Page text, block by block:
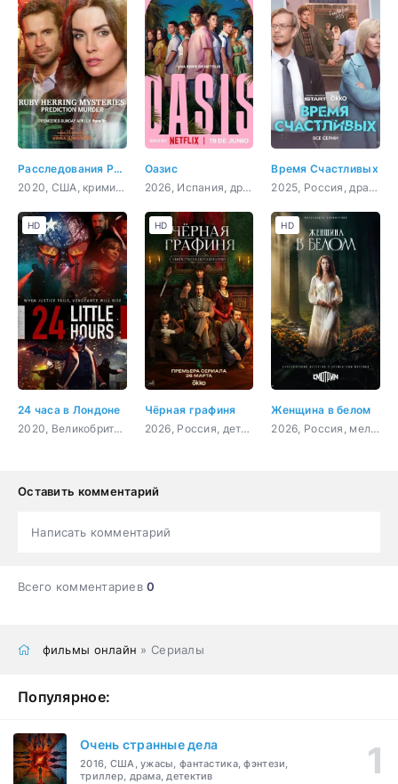
Расследования Руби Херринг: Предсказание убийства
2020, США, криминал, детектив
Оазис
2026, Испания, драма, криминал, детектив
Время Счастливых
2025, Россия, драма, комедия
24 часа в Лондоне
2020, Великобритания, боевик, триллер, драма, криминал
HD
Чёрная графиня
2026, Россия, детектив, триллер
HD
Женщина в белом
2026, Россия, мелодрама, детектив
HD
Оставить комментарий
Написать комментарий
Всего комментариев0
фильмы онлайн » Сериалы
Популярное:
Очень странные дела
2016, США, ужасы, фантастика, фэнтези,
триллер, драма, детектив